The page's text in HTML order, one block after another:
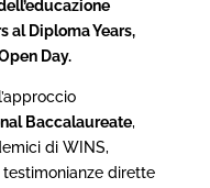
al Diploma Years,
Day.
Baccalaureate,
di WINS,
dirette